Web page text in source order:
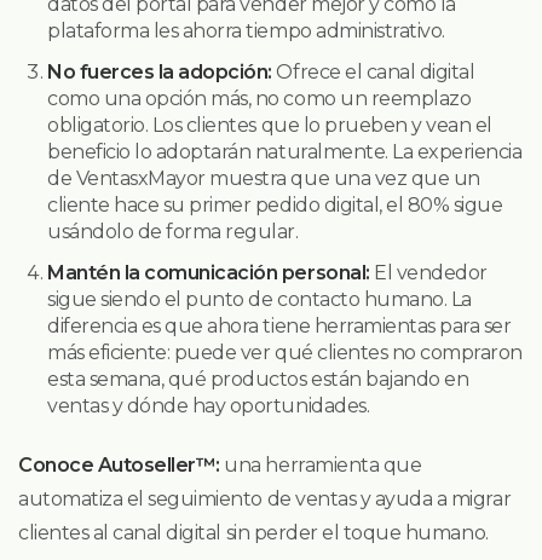
datos del portal para vender mejor y cómo la
plataforma les ahorra tiempo administrativo.
No fuerces la adopción: Ofrece el canal digital
como una opción más, no como un reemplazo
obligatorio. Los clientes que lo prueben y vean el
beneficio lo adoptarán naturalmente. La experiencia
de VentasxMayor muestra que una vez que un
cliente hace su primer pedido digital, el 80% sigue
usándolo de forma regular.
Mantén la comunicación personal: El vendedor
sigue siendo el punto de contacto humano. La
diferencia es que ahora tiene herramientas para ser
más eficiente: puede ver qué clientes no compraron
esta semana, qué productos están bajando en
ventas y dónde hay oportunidades.
Conoce Autoseller™️: una herramienta que
automatiza el seguimiento de ventas y ayuda a migrar
clientes al canal digital sin perder el toque humano.